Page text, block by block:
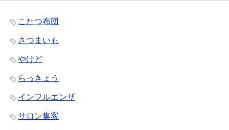
こたつ布団
さつまいも
やけど
らっきょう
インフルエンザ
サロン集客